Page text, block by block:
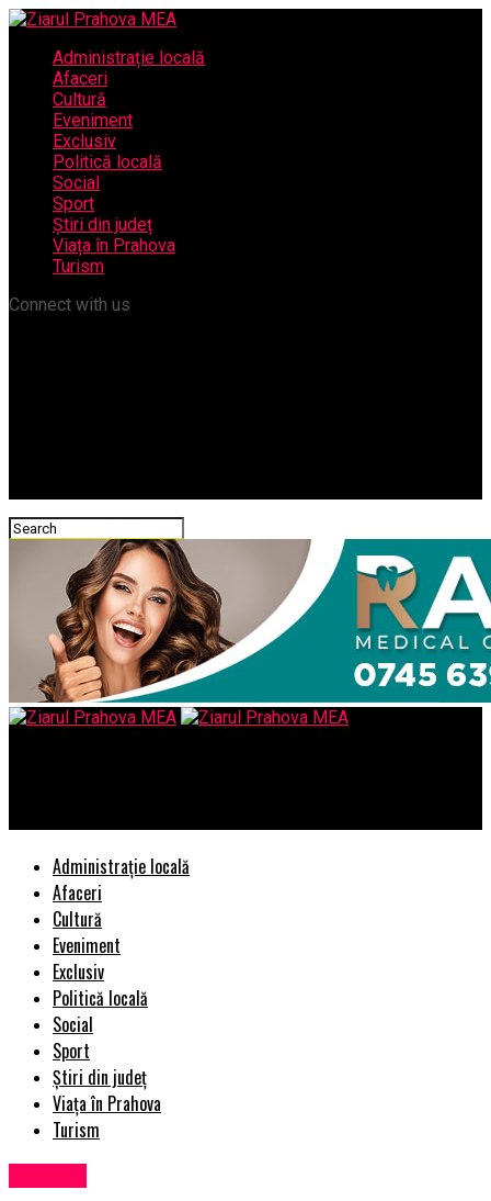
Administrație locală
Afaceri
Cultură
Eveniment
Exclusiv
Politică locală
Social
Sport
Știri din județ
Viața în Prahova
Turism
Connect with us
Administrație locală
Afaceri
Cultură
Eveniment
Exclusiv
Politică locală
Social
Sport
Știri din județ
Viața în Prahova
Turism